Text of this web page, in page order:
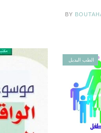
BY
الطب البديل